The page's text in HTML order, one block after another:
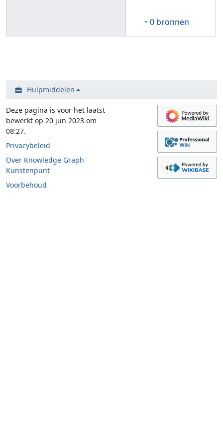
0 bronnen
Hulpmiddelen
Deze pagina is voor het laatst
bewerkt op 20 jun 2023 om
08:27.
Privacybeleid
Over Knowledge Graph
Kunstenpunt
Voorbehoud